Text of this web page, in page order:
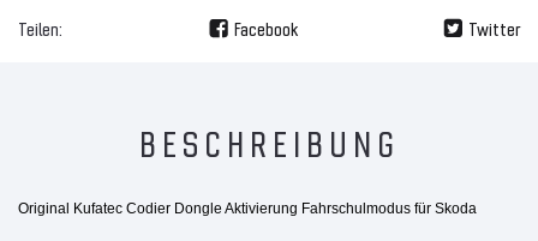
Teilen: Facebook Twitter
BESCHREIBUNG
Original Kufatec Codier Dongle Aktivierung Fahrschulmodus für Skoda